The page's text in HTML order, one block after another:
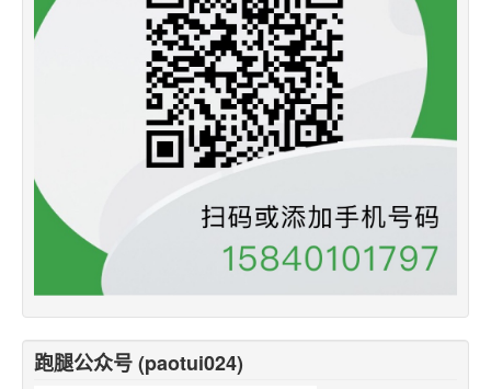
跑腿公众号 (paotui024)